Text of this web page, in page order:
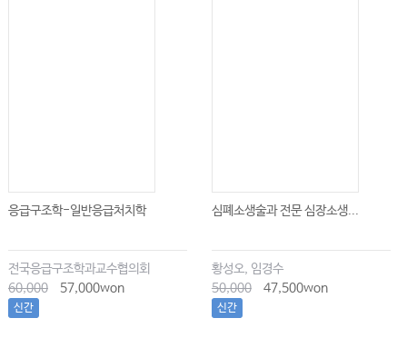
응급구조학-일반응급처치학
전국응급구조학과교수협의회
60,000
57,000won
신간
심폐소생술과 전문 심장소생...
황성오, 임경수
50,000
47,500won
신간